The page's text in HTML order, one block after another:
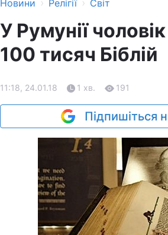
Новини › Релігії › Світ
У Румунії
100 тисяч Біблій
11:18, 24.01.18 1 хв. 191
Підпишіться